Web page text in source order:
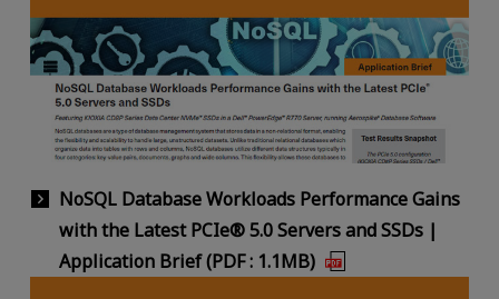
NoSQL Database Workloads Performance Gains
with the Latest PCIe® 5.0 Servers and SSDs |
Application Brief (PDF : 1.1MB)